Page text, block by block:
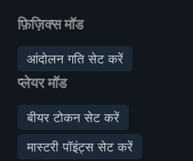
फ़िज़िक्स मॉड
आंदोलन गति सेट करें
प्लेयर मॉड
बीयर टोकन सेट करें
मास्टरी पॉइंट्स सेट करें